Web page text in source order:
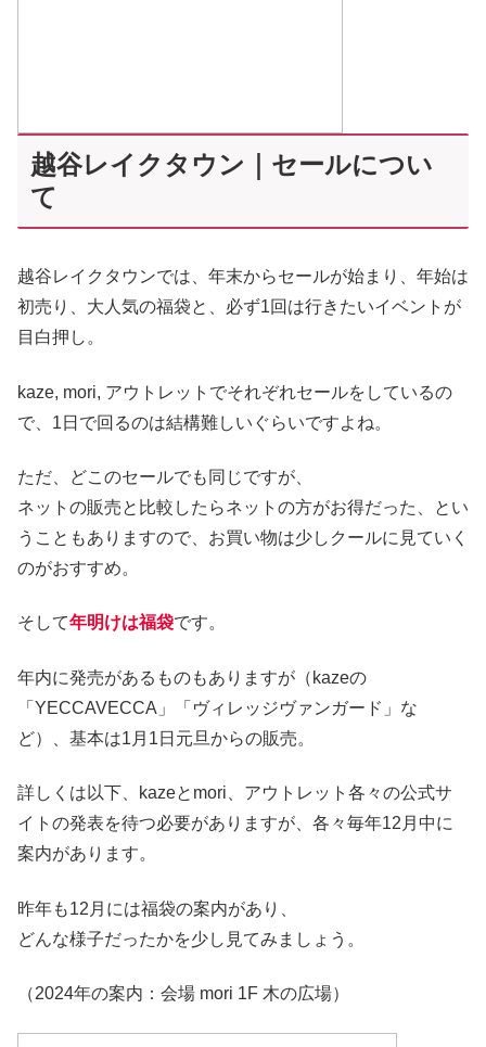
越谷レイクタウン｜セールについ
て
越谷レイクタウンでは、年末からセールが始まり、 年始は
初売り、大人気の福袋と、必ず1回は行きたいイベントが
目白押し。
kaze, mori, アウトレットでそれぞれセールをしているの
で、 1日で回るのは結構難しいぐらいですよね。
ただ、どこのセールでも同じですが、
ネットの販売と比較したらネットの方がお得だった、とい
うこともありますので、お買い物は少しクールに見ていく
のがおすすめ。
そして年明けは福袋です。
年内に発売があるものもありますが（kazeの
「YECCAVECCA」「ヴィレッジヴァンガード」な
ど）、基本は1月1日元旦からの販売。
詳しくは以下、kazeとmori、アウトレット各々の公式サ
イトの発表を待つ必要がありますが、各々毎年12月中に
案内があります。
昨年も12月には福袋の案内があり、
どんな様子だったかを少し見てみましょう。
（2024年の案内：会場 mori 1F 木の広場）